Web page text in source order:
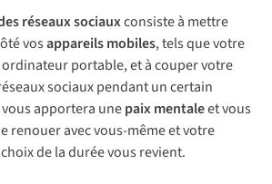
réseaux sociauxconsiste à mettre
vosappareils mobiles, tels que votre
portable, et à couper votre
sociaux pendant un certain
vous apportera unepaix mentaleet vous
renouer avec vous-même et votre
de la durée vous revient.